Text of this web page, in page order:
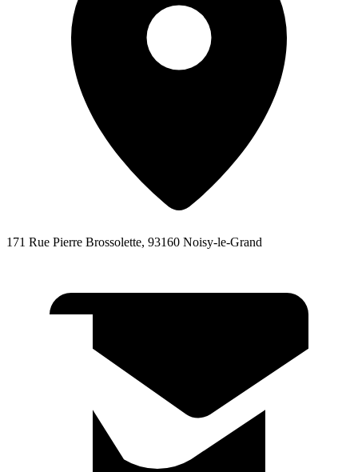
171 Rue Pierre Brossolette, 93160 Noisy-le-Grand